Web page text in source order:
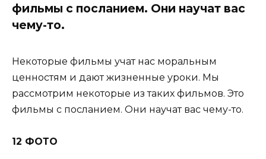
фильмы с посланием. Они научат вас
чему-то.
Некоторые фильмы учат нас моральным
ценностям и дают жизненные уроки. Мы
рассмотрим некоторые из таких фильмов. Это
фильмы с посланием. Они научат вас чему-то.
12 ФОТО